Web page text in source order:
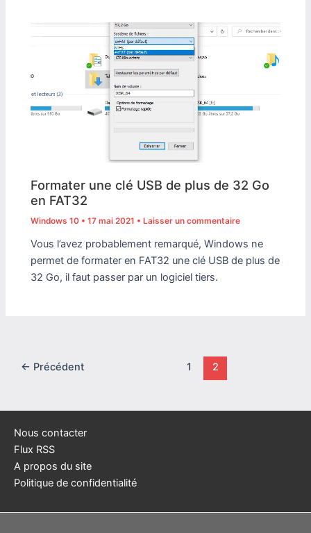
Formater une clé USB de plus de 32 Go
en FAT32
Windows 10 •17 mai 2021 • Laisser un commentaire
Vous l’avez probablement remarqué, Windows ne
permet de formater en FAT32 une clé USB de plus de
32 Go, il faut passer par un logiciel tiers.
← Précédent 1 2
Nous contacter
Flux RSS
A propos du site
Politique de confidentialité